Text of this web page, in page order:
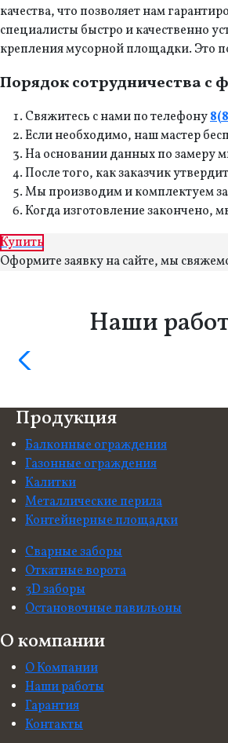
качества, что позволяет нам
специалисты быстро и качественно
крепления мусорной площадки. Это
Порядок сотрудничества
Свяжитесь с нами по телефону
Если необходимо, наш мастер
На основании данных по замеру
После того, как заказчик
Мы производим и комплектуем
Когда изготовление закончено,
Купить
Оформите заявку на сайте, мы
Наши
Продукция
Балконные ограждения
Газонные ограждения
Калитки
Металлические перила
Контейнерные площадки
Сварные заборы
Откатные ворота
3D заборы
Остановочные павильоны
О компании
О Компании
Наши работы
Гарантия
Контакты